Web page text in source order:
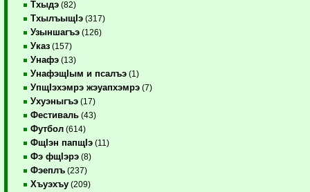
Тхыдэ (82)
ТхылъыщIэ (317)
Узыншагъэ (126)
Указ (157)
Унафэ (13)
УнафэщIым и псалъэ (1)
УпщIэхэмрэ жэуапхэмрэ (7)
Ухуэныгъэ (17)
Фестиваль (43)
Футбол (614)
ФщIэн папщIэ (11)
Фэ фщIэрэ (8)
Фэеплъ (237)
Хъуэхъу (209)